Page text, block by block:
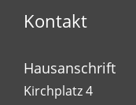
Kontakt
Hausanschrift
Kirchplatz 4